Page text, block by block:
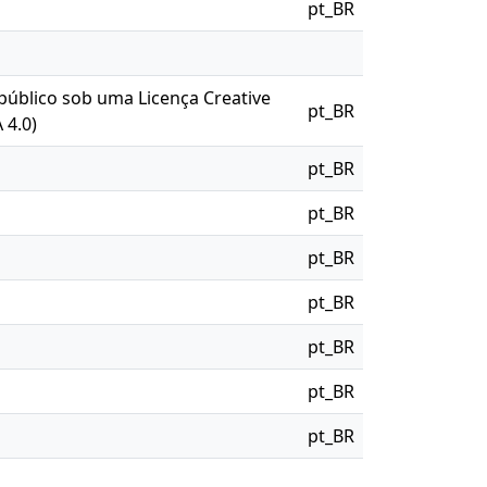
pt_BR
sob uma Licença Creative
4.0)
pt_BR
pt_BR
pt_BR
pt_BR
pt_BR
pt_BR
pt_BR
pt_BR